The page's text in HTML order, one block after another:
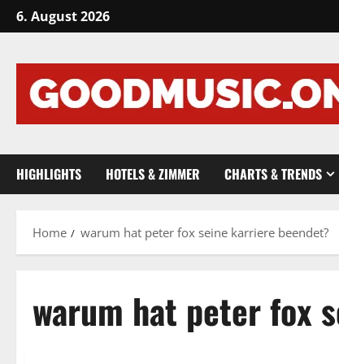
Skip
to
6. August 2026
HIGHLIGHTS HOTELS & ZIMMER CHARTS & TRENDS
Home warum hat peter fox seine karriere beendet?
warum hat peter fox